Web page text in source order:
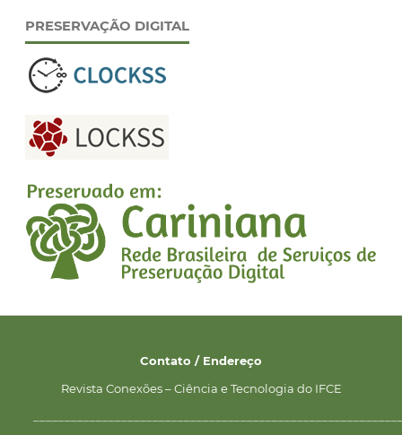
PRESERVAÇÃO DIGITAL
Contato / Endereço
Revista Conexões – Ciência e Tecnologia do IFCE